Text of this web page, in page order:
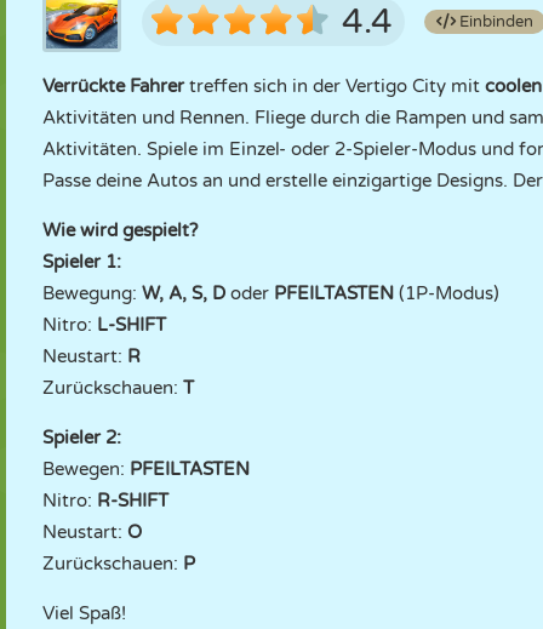
4.4 Einbinden
Verrückte Fahrertreffen sich in der Vertigo City mit
Aktivitäten und Rennen. Fliege durch die Rampen und
Aktivitäten. Spiele im Einzel- oder 2-Spieler-Modus und
Passe deine Autos an und erstelle einzigartige Designs.
Wie wird gespielt?
Spieler 1:
Bewegung: W, A, S, D oder PFEILTASTEN (1P-Modus)
Nitro: L-SHIFT
Neustart: R
Zurückschauen: T
Spieler 2:
Bewegen: PFEILTASTEN
Nitro: R-SHIFT
Neustart: O
Zurückschauen: P
Viel Spaß!